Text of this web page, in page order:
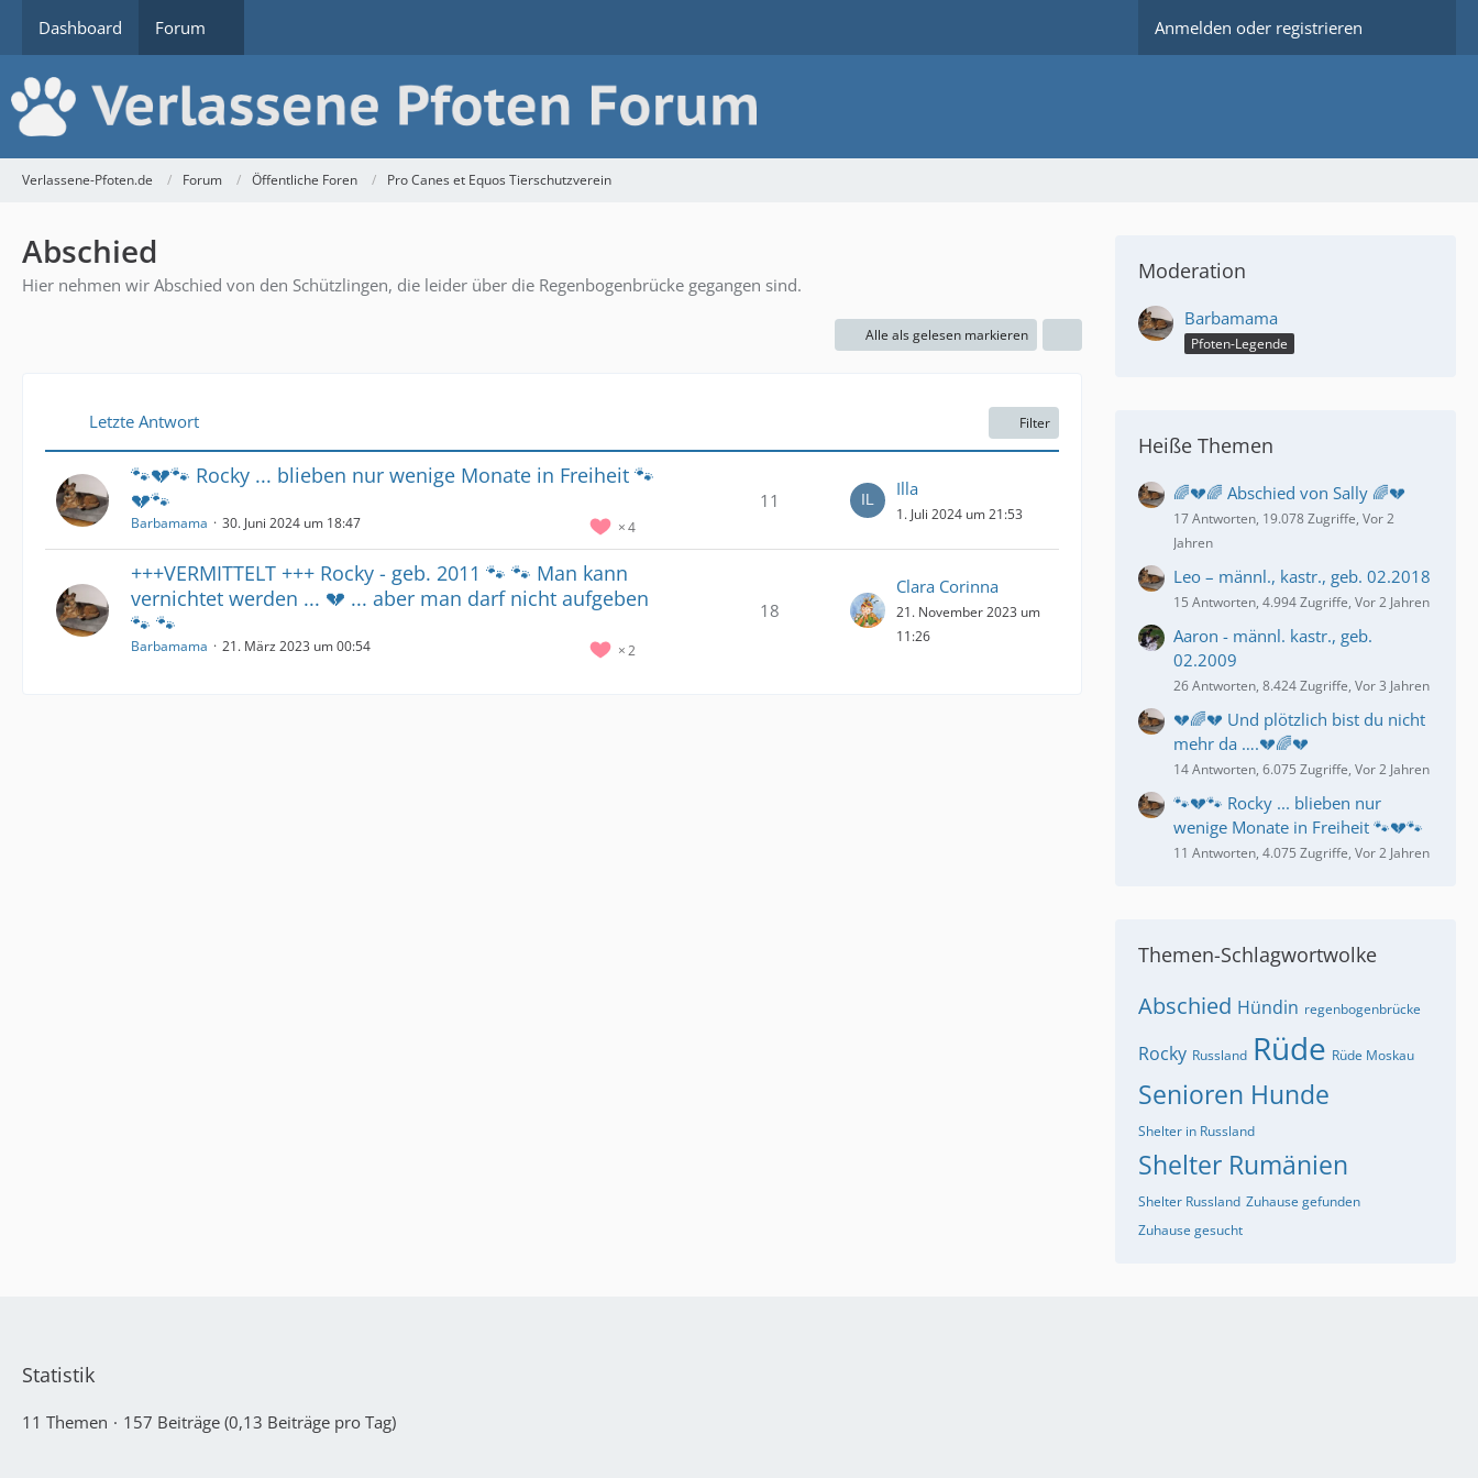
Dashboard Forum Anmelden oder registrieren
Verlassene-Pfoten.de Forum Öffentliche Foren Pro Canes et Equos Tierschutzverein
Abschied
Hier nehmen wir Abschied von den Schützlingen, die leider über die Regenbogenbrücke gegangen sind.
Alle als gelesen markieren
Letzte Antwort Filter
🐾💔🐾 Rocky ... blieben nur wenige Monate in Freiheit 🐾
💔🐾
4
Barbamama 30. Juni 2024 um 18:47
11
Illa
1. Juli 2024 um 21:53
+++VERMITTELT +++ Rocky - geb. 2011 🐾 🐾 Man kann
vernichtet werden ... 💔 ... aber man darf nicht aufgeben
🐾 🐾
2
Barbamama 21. März 2023 um 00:54
18
Clara Corinna
21. November 2023 um
11:26
Moderation
Barbamama
Pfoten-Legende
Heiße Themen
🌈💔🌈 Abschied von Sally 🌈💔
17 Antworten, 19.078 Zugriffe, Vor 2
Jahren
Leo – männl., kastr., geb. 02.2018
15 Antworten, 4.994 Zugriffe, Vor 2 Jahren
Aaron - männl. kastr., geb.
02.2009
26 Antworten, 8.424 Zugriffe, Vor 3 Jahren
💔🌈💔 Und plötzlich bist du nicht
mehr da ….💔🌈💔
14 Antworten, 6.075 Zugriffe, Vor 2 Jahren
🐾💔🐾 Rocky ... blieben nur
wenige Monate in Freiheit 🐾💔🐾
11 Antworten, 4.075 Zugriffe, Vor 2 Jahren
Themen-Schlagwortwolke
Abschied Hündin regenbogenbrücke
Rocky Russland Rüde Rüde Moskau
Senioren Hunde
Shelter in Russland
Shelter Rumänien
Shelter Russland Zuhause gefunden
Zuhause gesucht
Statistik
11 Themen 157 Beiträge (0,13 Beiträge pro Tag)